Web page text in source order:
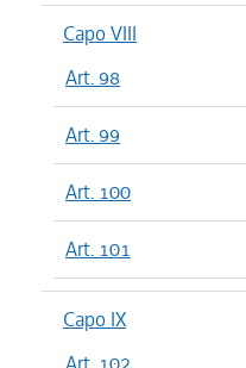
Capo VIII
Art. 98
Art. 99
Art. 100
Art. 101
Capo IX